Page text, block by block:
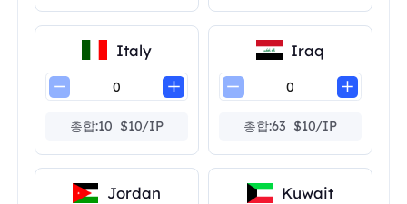
Italy
총합:10 $10/IP
Iraq
총합:63 $10/IP
Jordan Kuwait